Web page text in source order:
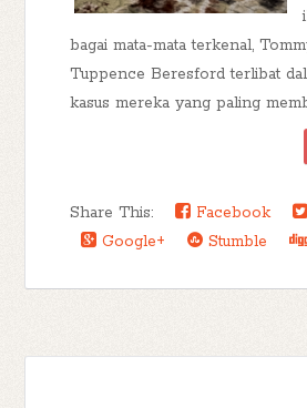
bagai mata-mata terkenal,
Tuppence Beresford terlibat
kasus mereka yang paling
Share This: Facebook
Google+
Stumble